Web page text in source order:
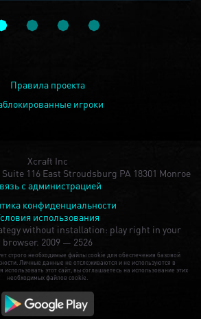
Правила проекта
игроки
Xcraft Inc
116 East Stroudsburg PA 18301 Monroe
с администрацией
конфиденциальности
использования
without installation: play right in your
browser. 2009 — 2526
строго необходимые файлы cookie для обеспечения базовой
Личные данные не отслеживаются и не используются в
этот сайт, вы соглашаетесь на использование этих
необходимых файлов cookie.